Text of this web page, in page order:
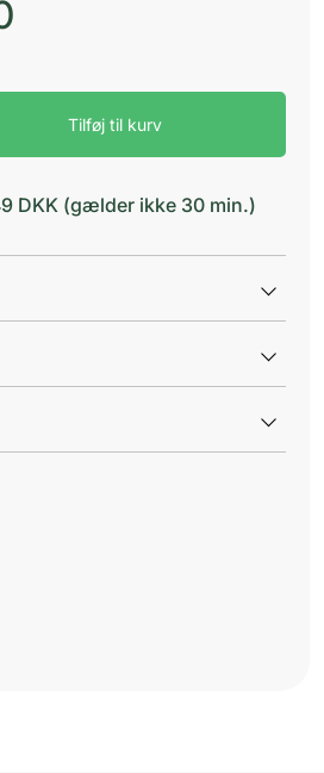
Tilføj til kurv
DKK (gælder ikke 30 min.)